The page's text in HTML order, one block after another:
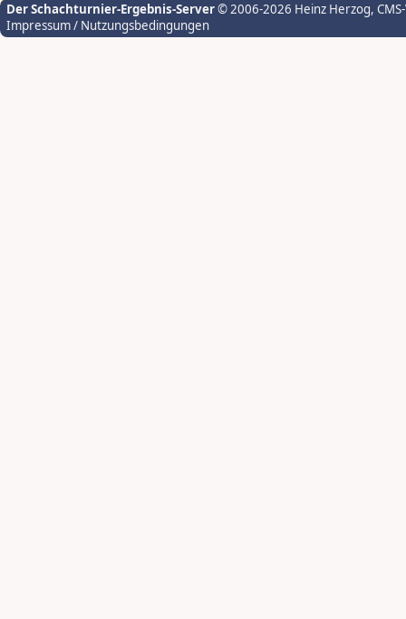
Der Schachturnier-Ergebnis-Server© 2006-2026 Heinz Herzog,
Impressum / Nutzungsbedingungen